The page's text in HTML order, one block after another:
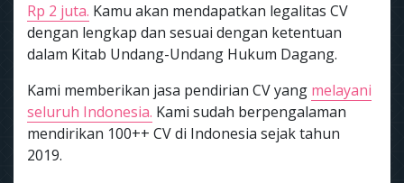
Rp 2 juta. Kamu akan mendapatkan legalitas CV
dengan lengkap dan sesuai dengan ketentuan
dalam Kitab Undang-Undang Hukum Dagang.
Kami memberikan jasa pendirian CV yang melayani
seluruh Indonesia. Kami sudah berpengalaman
mendirikan 100++ CV di Indonesia sejak tahun
2019.